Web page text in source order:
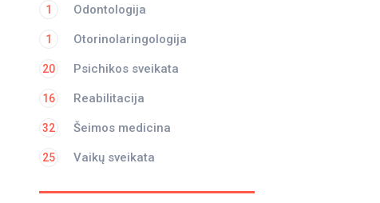
Odontologija
1
Otorinolaringologija
1
Psichikos sveikata
20
Reabilitacija
16
Šeimos medicina
32
Vaikų sveikata
25